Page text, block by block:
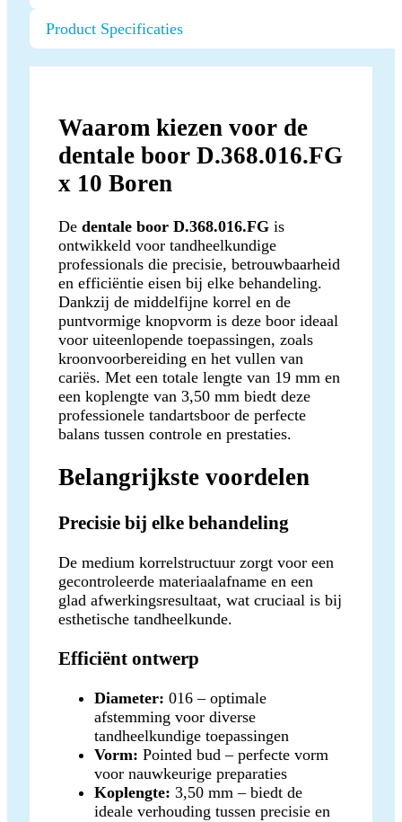
Product Specificaties
Waarom kiezen voor de
dentale boor D.368.016.FG
x 10 Boren
De dentale boor D.368.016.FG is
ontwikkeld voor tandheelkundige
professionals die precisie, betrouwbaarheid
en efficiëntie eisen bij elke behandeling.
Dankzij de middelfijne korrel en de
puntvormige knopvorm is deze boor ideaal
voor uiteenlopende toepassingen, zoals
kroonvoorbereiding en het vullen van
cariës. Met een totale lengte van 19 mm en
een koplengte van 3,50 mm biedt deze
professionele tandartsboor de perfecte
balans tussen controle en prestaties.
Belangrijkste voordelen
Precisie bij elke behandeling
De medium korrelstructuur zorgt voor een
gecontroleerde materiaalafname en een
glad afwerkingsresultaat, wat cruciaal is bij
esthetische tandheelkunde.
Efficiënt ontwerp
Diameter: 016 – optimale
afstemming voor diverse
tandheelkundige toepassingen
Vorm: Pointed bud – perfecte vorm
voor nauwkeurige preparaties
Koplengte: 3,50 mm – biedt de
ideale verhouding tussen precisie en